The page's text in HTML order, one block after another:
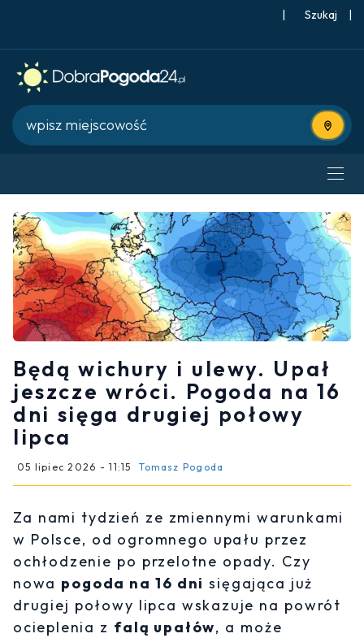
| |
Użyj
Będą wichury i ulewy. Upał
jeszcze wróci. Pogoda na 16
dni sięga drugiej połowy
lipca
05 lipiec 2026 - 11:15 Tomasz Pogoda
Za nami tydzień ze zmiennymi warunkami
w Polsce, od ogromnego upału przez
ochłodzenie po przelotne opady. Czy
nowa pogoda na 16 dni sięgająca już
drugiej połowy lipca wskazuje na powrót
ocieplenia z falą upałów, a może